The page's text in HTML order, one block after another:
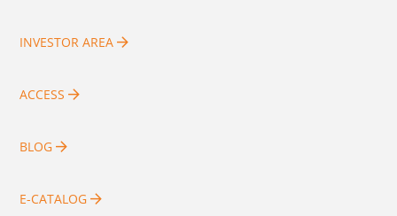
INVESTOR AREA
ACCESS
BLOG
E-CATALOG